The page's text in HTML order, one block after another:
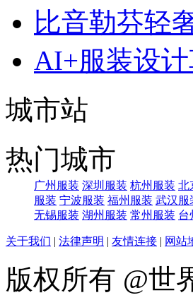
比音勒芬轻
AI+服装设
城市站
热门城市
广州服装 深圳服装 杭州服装 北
服装 宁波服装 福州服装 武汉服
无锡服装 湖州服装 常州服装 台
关于我们 | 法律声明 | 友情连接 | 网站
版权所有 @世